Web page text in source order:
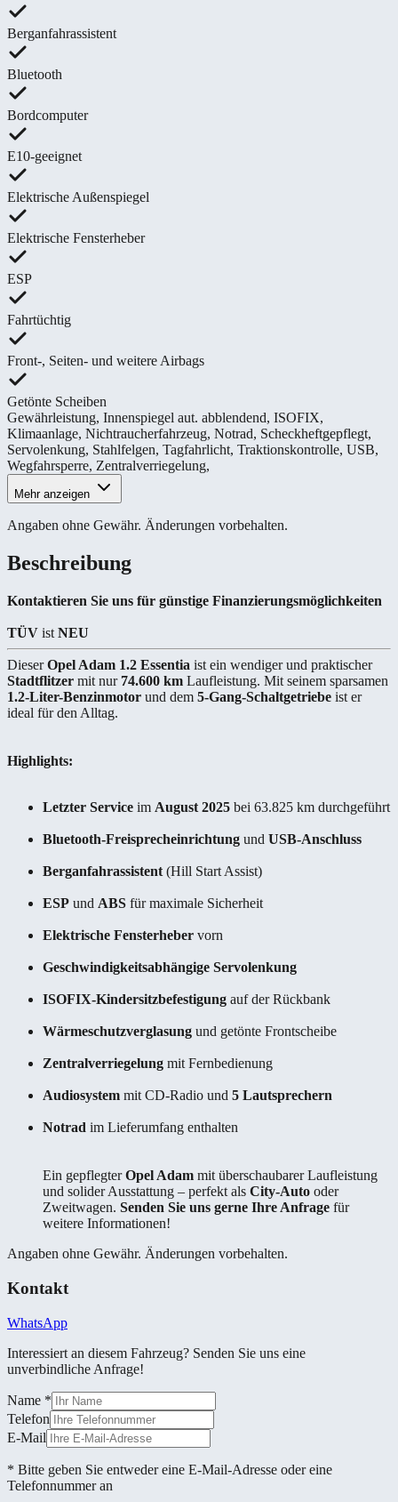
Berganfahrassistent
Bluetooth
Bordcomputer
E10-geeignet
Elektrische Außenspiegel
Elektrische Fensterheber
ESP
Fahrtüchtig
Front-, Seiten- und weitere Airbags
Getönte Scheiben
Gewährleistung, Innenspiegel aut. abblendend, ISOFIX,
Klimaanlage, Nichtraucherfahrzeug, Notrad, Scheckheftgepflegt,
Servolenkung, Stahlfelgen, Tagfahrlicht, Traktionskontrolle, USB,
Wegfahrsperre, Zentralverriegelung,
Mehr anzeigen
Angaben ohne Gewähr. Änderungen vorbehalten.
Beschreibung
Kontaktieren Sie uns für günstige Finanzierungsmöglichkeiten
TÜV ist NEU
DieserOpel Adam 1.2 Essentia ist ein wendiger und praktischer
Stadtflitzer mit nur 74.600 km Laufleistung. Mit seinem sparsamen
1.2-Liter-Benzinmotor und dem 5-Gang-Schaltgetriebe ist er
ideal für den Alltag.
Highlights:
Letzter Service im August 2025 bei 63.825 km durchgeführt
Bluetooth-Freisprecheinrichtung und USB-Anschluss
Berganfahrassistent (Hill Start Assist)
ESP und ABS für maximale Sicherheit
Elektrische Fensterheber vorn
Geschwindigkeitsabhängige Servolenkung
ISOFIX-Kindersitzbefestigung auf der Rückbank
Wärmeschutzverglasung und getönte Frontscheibe
Zentralverriegelung mit Fernbedienung
Audiosystem mit CD-Radio und 5 Lautsprechern
Notrad im Lieferumfang enthalten
Ein gepflegterOpel Adam mit überschaubarer Laufleistung
und solider Ausstattung – perfekt als City-Auto oder
Zweitwagen. Senden Sie uns gerne Ihre Anfrage für
weitere Informationen!
Angaben ohne Gewähr. Änderungen vorbehalten.
Kontakt
WhatsApp
Interessiert an diesem Fahrzeug? Senden Sie uns eine
unverbindliche Anfrage!
Name *
Telefon
E-Mail
* Bitte geben Sie entweder eine E-Mail-Adresse oder eine
Telefonnummer an